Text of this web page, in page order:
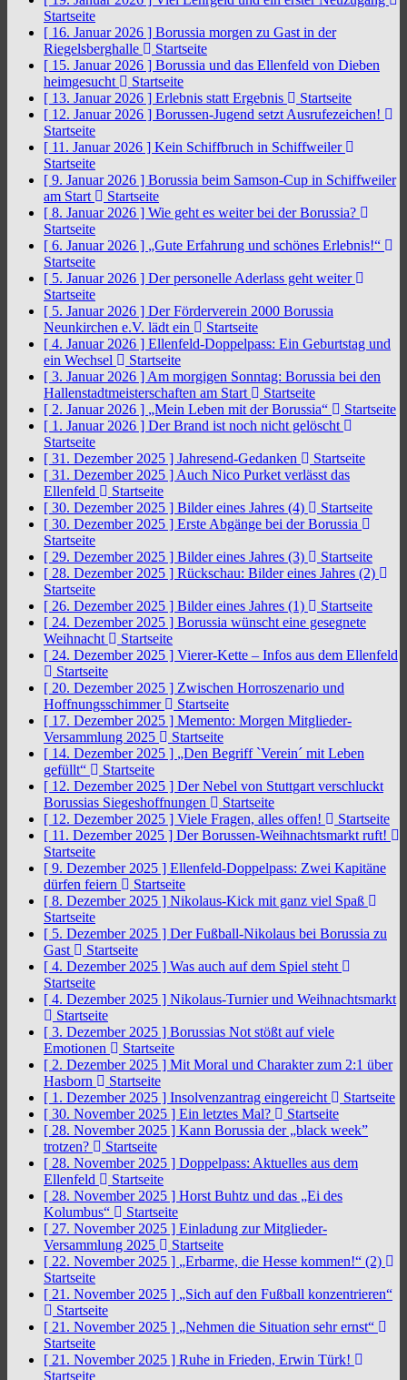
Startseite
[ 16. Januar 2026 ] Borussia morgen zu Gast in der
Riegelsberghalle
Startseite
[ 15. Januar 2026 ] Borussia und das Ellenfeld von Dieben
heimgesucht
Startseite
[ 13. Januar 2026 ] Erlebnis statt Ergebnis
Startseite
[ 12. Januar 2026 ] Borussen-Jugend setzt Ausrufezeichen!
Startseite
[ 11. Januar 2026 ] Kein Schiffbruch in Schiffweiler
Startseite
[ 9. Januar 2026 ] Borussia beim Samson-Cup in Schiffweiler
am Start
Startseite
[ 8. Januar 2026 ] Wie geht es weiter bei der Borussia?
Startseite
[ 6. Januar 2026 ] „Gute Erfahrung und schönes Erlebnis!“
Startseite
[ 5. Januar 2026 ] Der personelle Aderlass geht weiter
Startseite
[ 5. Januar 2026 ] Der Förderverein 2000 Borussia
Neunkirchen e.V. lädt ein
Startseite
[ 4. Januar 2026 ] Ellenfeld-Doppelpass: Ein Geburtstag und
ein Wechsel
Startseite
[ 3. Januar 2026 ] Am morgigen Sonntag: Borussia bei den
Hallenstadtmeisterschaften am Start
Startseite
[ 2. Januar 2026 ] „Mein Leben mit der Borussia“
Startseite
[ 1. Januar 2026 ] Der Brand ist noch nicht gelöscht
Startseite
[ 31. Dezember 2025 ] Jahresend-Gedanken
Startseite
[ 31. Dezember 2025 ] Auch Nico Purket verlässt das
Ellenfeld
Startseite
[ 30. Dezember 2025 ] Bilder eines Jahres (4)
Startseite
[ 30. Dezember 2025 ] Erste Abgänge bei der Borussia
Startseite
[ 29. Dezember 2025 ] Bilder eines Jahres (3)
Startseite
[ 28. Dezember 2025 ] Rückschau: Bilder eines Jahres (2)
Startseite
[ 26. Dezember 2025 ] Bilder eines Jahres (1)
Startseite
[ 24. Dezember 2025 ] Borussia wünscht eine gesegnete
Weihnacht
Startseite
[ 24. Dezember 2025 ] Vierer-Kette – Infos aus dem Ellenfeld
Startseite
[ 20. Dezember 2025 ] Zwischen Horroszenario und
Hoffnungsschimmer
Startseite
[ 17. Dezember 2025 ] Memento: Morgen Mitglieder-
Versammlung 2025
Startseite
[ 14. Dezember 2025 ] „Den Begriff `Verein´ mit Leben
gefüllt“
Startseite
[ 12. Dezember 2025 ] Der Nebel von Stuttgart verschluckt
Borussias Siegeshoffnungen
Startseite
[ 12. Dezember 2025 ] Viele Fragen, alles offen!
Startseite
[ 11. Dezember 2025 ] Der Borussen-Weihnachtsmarkt ruft!
Startseite
[ 9. Dezember 2025 ] Ellenfeld-Doppelpass: Zwei Kapitäne
dürfen feiern
Startseite
[ 8. Dezember 2025 ] Nikolaus-Kick mit ganz viel Spaß
Startseite
[ 5. Dezember 2025 ] Der Fußball-Nikolaus bei Borussia zu
Gast
Startseite
[ 4. Dezember 2025 ] Was auch auf dem Spiel steht
Startseite
[ 4. Dezember 2025 ] Nikolaus-Turnier und Weihnachtsmarkt
Startseite
[ 3. Dezember 2025 ] Borussias Not stößt auf viele
Emotionen
Startseite
[ 2. Dezember 2025 ] Mit Moral und Charakter zum 2:1 über
Hasborn
Startseite
[ 1. Dezember 2025 ] Insolvenzantrag eingereicht
Startseite
[ 30. November 2025 ] Ein letztes Mal?
Startseite
[ 28. November 2025 ] Kann Borussia der „black week”
trotzen?
Startseite
[ 28. November 2025 ] Doppelpass: Aktuelles aus dem
Ellenfeld
Startseite
[ 28. November 2025 ] Horst Buhtz und das „Ei des
Kolumbus“
Startseite
[ 27. November 2025 ] Einladung zur Mitglieder-
Versammlung 2025
Startseite
[ 22. November 2025 ] „Erbarme, die Hesse kommen!“ (2)
Startseite
[ 21. November 2025 ] „Sich auf den Fußball konzentrieren“
Startseite
[ 21. November 2025 ] „Nehmen die Situation sehr ernst“
Startseite
[ 21. November 2025 ] Ruhe in Frieden, Erwin Türk!
Startseite